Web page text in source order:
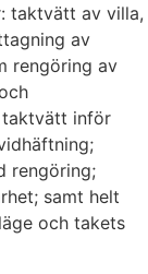
taktvätt av villa,
av
rengöring av
taktvätt inför
rengöring;
samt helt
och takets